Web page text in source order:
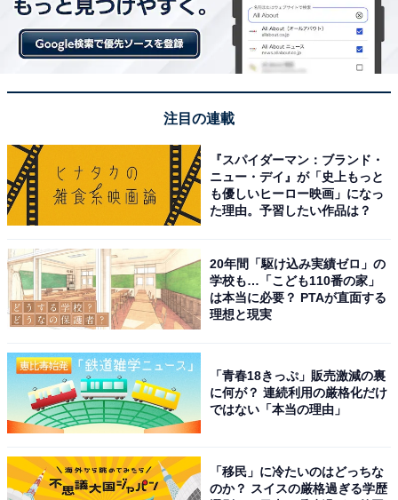
注目の連載
『スパイダーマン：ブランド・
ニュー・デイ』が「史上もっと
も優しいヒーロー映画」になっ
た理由。予習したい作品は？
20年間「駆け込み実績ゼロ」の
学校も…「こども110番の家」
は本当に必要？ PTAが直面する
理想と現実
「青春18きっぷ」販売激減の裏
に何が？ 連続利用の厳格化だけ
ではない「本当の理由」
「移民」に冷たいのはどっちな
のか？ スイスの厳格過ぎる学歴